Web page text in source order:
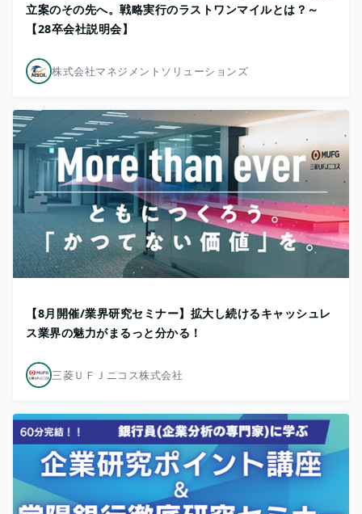
立案のその先へ。戦略実行のラストワンマイルとは？～
【28卒会社説明会】
株式会社マネジメントソリューションズ
【8月開催/業界研究セミナー】拡大し続けるキャッシュレ
ス業界の魅力がまるっと分かる！
三菱ＵＦＪニコス株式会社